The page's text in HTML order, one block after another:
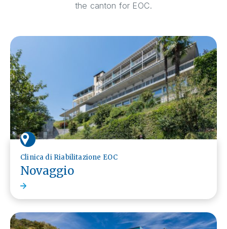
the canton for EOC.
Clinica di Riabilitazione EOC
Novaggio